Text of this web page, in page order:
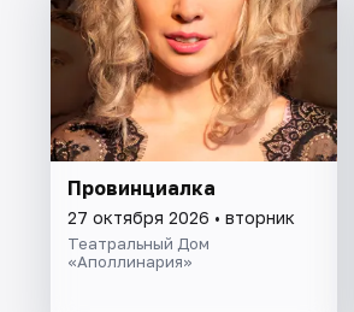
Провинциалка
27 октября 2026 • вторник
Театральный Дом
«Аполлинария»